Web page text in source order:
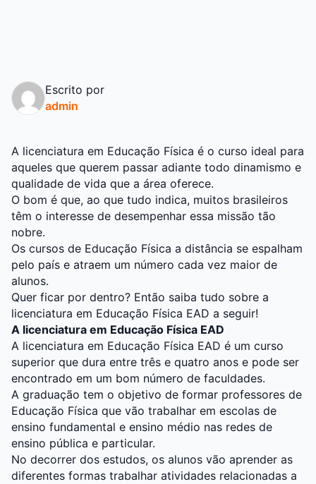
Escrito por
admin
A licenciatura em Educação Física é o curso ideal para
aqueles que querem passar adiante todo dinamismo e
qualidade de vida que a área oferece.
O bom é que, ao que tudo indica, muitos brasileiros
têm o interesse de desempenhar essa missão tão
nobre.
Os cursos de Educação Física a distância se espalham
pelo país e atraem um número cada vez maior de
alunos.
Quer ficar por dentro? Então saiba tudo sobre a
licenciatura em Educação Física EAD a seguir!
A licenciatura em Educação Física EAD
A licenciatura em Educação Física EAD é um curso
superior que dura entre três e quatro anos e pode ser
encontrado em um bom número de faculdades.
A graduação tem o objetivo de formar professores de
Educação Física que vão trabalhar em escolas de
ensino fundamental e ensino médio nas redes de
ensino pública e particular.
No decorrer dos estudos, os alunos vão aprender as
diferentes formas trabalhar atividades relacionadas a